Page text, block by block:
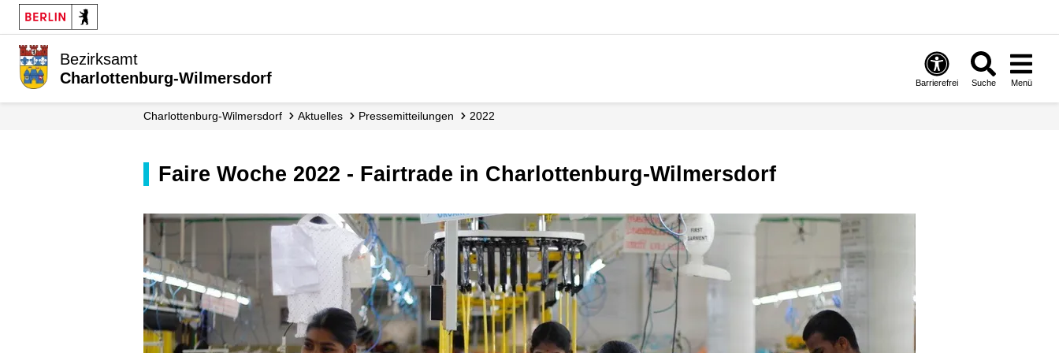
Bezirksamt
Charlottenburg-Wilmersdorf
Barrierefrei Suche Menü
Charlottenburg-Wilmersdorf Aktuelles Presse­mitteilungen 2022
Faire Woche 2022 - Fairtrade in Charlottenburg-Wilmersdorf